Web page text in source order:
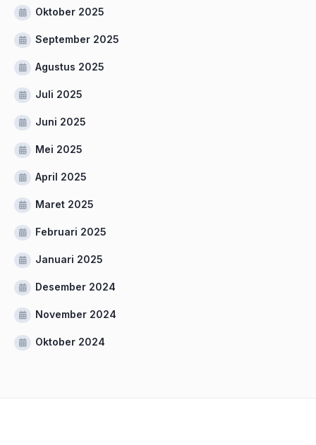
Oktober 2025
September 2025
Agustus 2025
Juli 2025
Juni 2025
Mei 2025
April 2025
Maret 2025
Februari 2025
Januari 2025
Desember 2024
November 2024
Oktober 2024